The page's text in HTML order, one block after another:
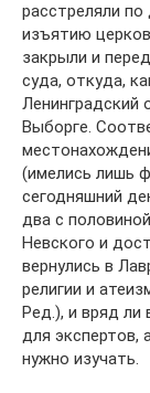
расстреляли
изъятию
закрыли и
суда, откуда,
Ленинградский
Выборге.
(имелись лишь
сегодняшний
два с
Невского и
вернулись в
религии и
Ред.), и вряд ли
для экспертов,
нужно изучать.